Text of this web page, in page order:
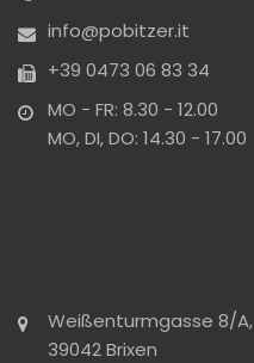
info@pobitzer.it
+39 0473 06 83 34
MO - FR: 8.30 - 12.00
MO, DI, DO: 14.30 - 17.00
Weißenturmgasse 8/A,
39042 Brixen